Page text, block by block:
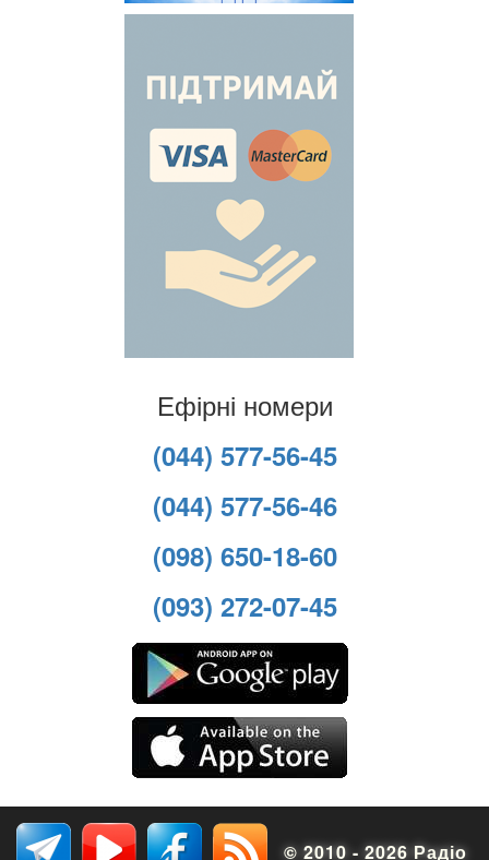
Ефірні номери
(044) 577-56-45
(044) 577-56-46
(098) 650-18-60
(093) 272-07-45
© 2010 - 2026 Радіо